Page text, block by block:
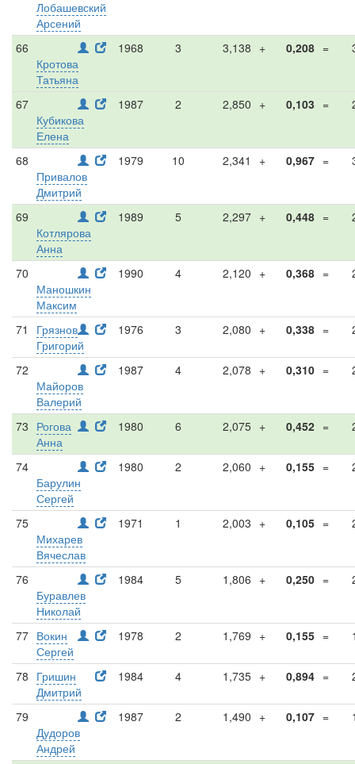
Лобашевский
Арсений
66
Кротова
Татьяна
1968 3 3,138 + 0,208 =
67
Кубикова
Елена
1987 2 2,850 + 0,103 =
68
Привалов
Дмитрий
1979 10 2,341 + 0,967 =
69
Котлярова
Анна
1989 5 2,297 + 0,448 =
70
Маношкин
Максим
1990 4 2,120 + 0,368 =
71
Грязнов
Григорий
1976 3 2,080 + 0,338 =
72
Майоров
Валерий
1987 4 2,078 + 0,310 =
73 Рогова
Анна
1980 6 2,075 + 0,452 =
74
Барулин
Сергей
1980 2 2,060 + 0,155 =
75
Михарев
Вячеслав
1971 1 2,003 + 0,105 =
76
Буравлев
Николай
1984 5 1,806 + 0,250 =
77 Вокин
Сергей
1978 2 1,769 + 0,155 =
78 Гришин
Дмитрий
1984 4 1,735 + 0,894 =
79
Дудоров
Андрей
1987 2 1,490 + 0,107 =